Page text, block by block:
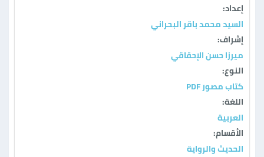
إعداد:
السيد محمد باقر البحراني
إشراف:
ميرزا حسن الإحقاقي
النوع:
كتاب مصور PDF
اللغة:
العربية
الأقسام:
الحديث والرواية